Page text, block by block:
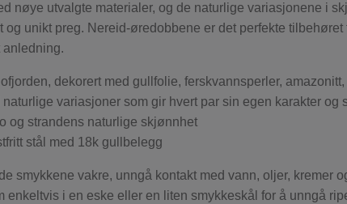
nøye utvalgte materialer, og de naturlige variasjonene i
og unikt preg. Nereid-øredobbene er det perfekte
anledning.
dekorert med gullfolie, ferskvannsperler,
naturlige variasjoner som gir hvert par sin egen karakter og
og strandens naturlige skjønnhet
stål med 18k gullbelegg
smykkene vakre, unngå kontakt med vann, oljer, kremer
enkeltvis i en eske eller en liten smykkeskål for å unngå